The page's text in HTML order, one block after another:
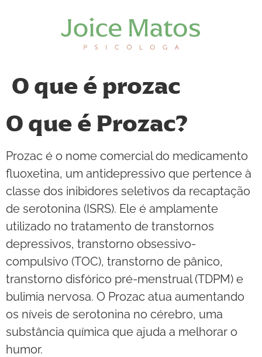
O que é prozac
O que é Prozac?
Prozac é o nome comercial do medicamento
fluoxetina, um antidepressivo que pertence à
classe dos inibidores seletivos da recaptação
de serotonina (ISRS). Ele é amplamente
utilizado no tratamento de transtornos
depressivos, transtorno obsessivo-
compulsivo (TOC), transtorno de pânico,
transtorno disfórico pré-menstrual (TDPM) e
bulimia nervosa. O Prozac atua aumentando
os níveis de serotonina no cérebro, uma
substância química que ajuda a melhorar o
humor.